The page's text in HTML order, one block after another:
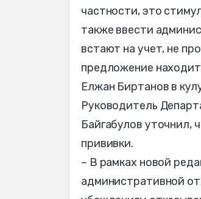
частности, это
также ввести
встают на учет, не
предложение
Елжан Биртанов в
Руководитель
Байгабулов уточнил,
прививки.
– В рамках новой
административной